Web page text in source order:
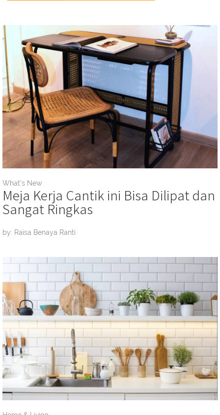
What's New
Meja Kerja Cantik ini Bisa Dilipat dan
Sangat Ringkas
by: Raisa Benaya Ranti